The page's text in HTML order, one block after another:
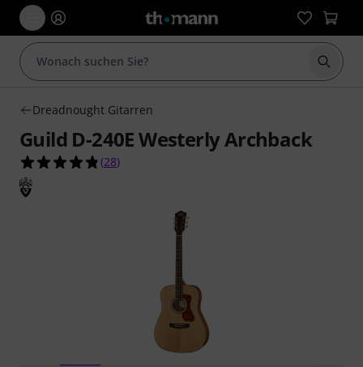
Suche
Dreadnought Gitarren
Guild D-240E Westerly Archback
4.8 von 5 Sternen aus 28 Kundenbewertungen
(28)